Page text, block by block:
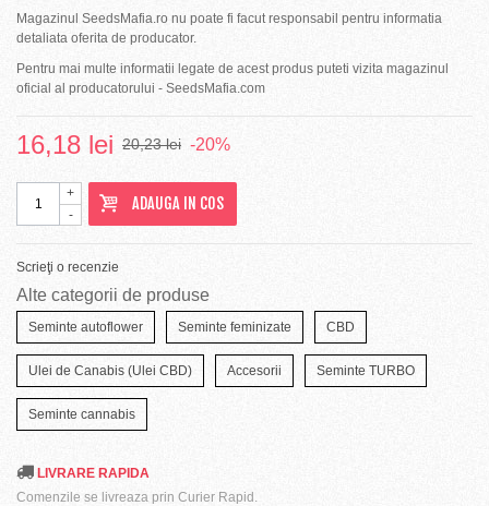
Magazinul SeedsMafia.ro nu poate fi facut responsabil pentru informatia
detaliata oferita de producator.
Pentru mai multe informatii legate de acest produs puteti vizita magazinul
oficial al producatorului - SeedsMafia.com
16,18 lei 20,23 lei -20%
-
+
ADAUGA IN COS
Scrieţi o recenzie
Alte categorii de produse
Seminte autoflower Seminte feminizate CBD
Ulei de Canabis (Ulei CBD) Accesorii Seminte TURBO
Seminte cannabis
LIVRARE RAPIDA
Comenzile se livreaza prin Curier Rapid.